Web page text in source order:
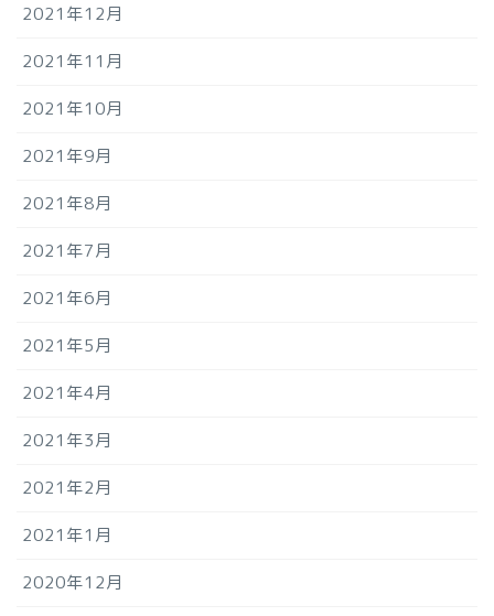
2021年12月
2021年11月
2021年10月
2021年9月
2021年8月
2021年7月
2021年6月
2021年5月
2021年4月
2021年3月
2021年2月
2021年1月
2020年12月